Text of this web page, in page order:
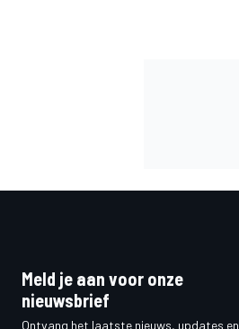
Meld je aan voor onze
nieuwsbrief
Ontvang het laatste nieuws, updates en